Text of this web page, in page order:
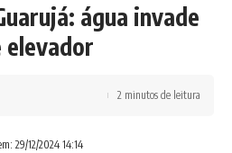
água invade
elevador
29/12/2024 14:14
2 minutos de leitura